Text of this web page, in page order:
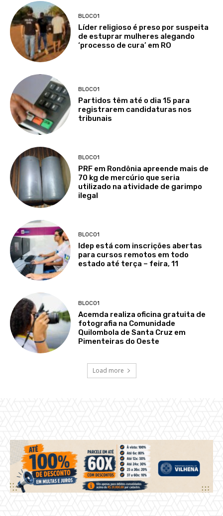
BLOCO1
Líder religioso é preso por suspeita
de estuprar mulheres alegando
‘processo de cura’ em RO
BLOCO1
Partidos têm até o dia 15 para
registrarem candidaturas nos
tribunais
BLOCO1
PRF em Rondônia apreende mais de
70 kg de mercúrio que seria
utilizado na atividade de garimpo
ilegal
BLOCO1
Idep está com inscrições abertas
para cursos remotos em todo
estado até terça – feira, 11
BLOCO1
Acemda realiza oficina gratuita de
fotografia na Comunidade
Quilombola de Santa Cruz em
Pimenteiras do Oeste
Load more